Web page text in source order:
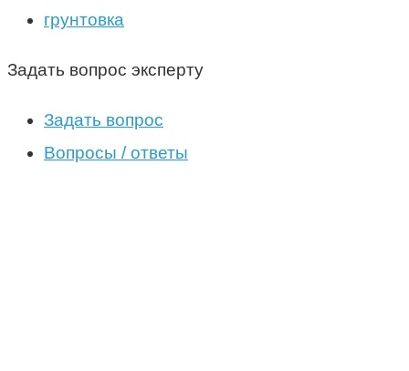
грунтовка
Задать вопрос эксперту
Задать вопрос
Вопросы / ответы